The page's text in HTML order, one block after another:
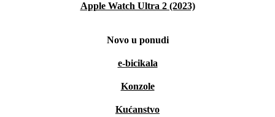
Apple Watch Ultra 2 (2023)
Novo u ponudi
e-bicikala
Konzole
Kućanstvo